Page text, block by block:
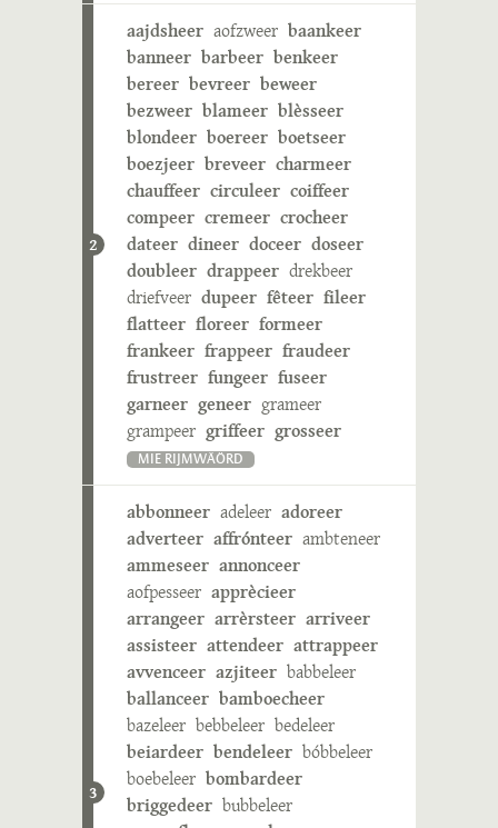
2
aajdsheer aofzweer baankeer
banneer barbeer benkeer
bereer bevreer beweer
bezweer blameer blèsseer
blondeer boereer boetseer
boezjeer breveer charmeer
chauffeer circuleer coiffeer
compeer cremeer crocheer
dateer dineer doceer doseer
doubleer drappeer drekbeer
driefveer dupeer fêteer fileer
flatteer floreer formeer
frankeer frappeer fraudeer
frustreer fungeer fuseer
garneer geneer grameer
grampeer griffeer grosseer
MIE RIJMWÄÖRD
3
abbonneer adeleer adoreer
adverteer affrónteer ambteneer
ammeseer annonceer
aofpesseer apprècieer
arrangeer arrèrsteer arriveer
assisteer attendeer attrappeer
avvenceer azjiteer babbeleer
ballanceer bamboecheer
bazeleer bebbeleer bedeleer
beiardeer bendeleer bóbbeleer
boebeleer bombardeer
briggedeer bubbeleer